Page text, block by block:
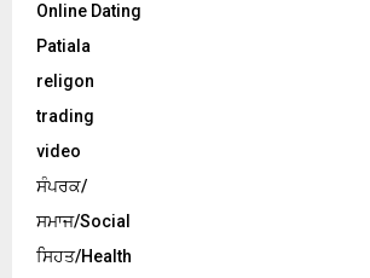
Online Dating
Patiala
religon
trading
video
ਸੰਪਰਕ/
ਸਮਾਜ/Social
ਸਿਹਤ/Health